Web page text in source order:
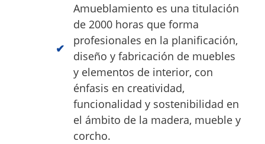
Amueblamiento es una titulación
de 2000 horas que forma
profesionales en la planificación,
diseño y fabricación de muebles
y elementos de interior, con
énfasis en creatividad,
funcionalidad y sostenibilidad en
el ámbito de la madera, mueble y
corcho.